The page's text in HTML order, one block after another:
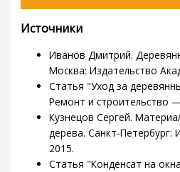
Источники
Иванов Дмитрий.
Москва: Издательство
Статья "Уход за
Ремонт и строительство
Кузнецов Сергей.
дерева. Санкт-Петербург:
2015.
Статья "Конденсат на